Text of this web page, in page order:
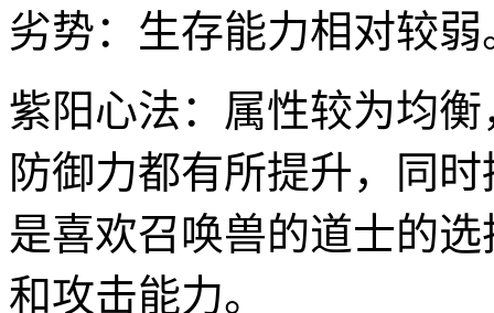
劣势：生存能力相对较弱
紫阳心法：属性较为均
防御力都有所提升，同
是喜欢召唤兽的道士的
和攻击能力。